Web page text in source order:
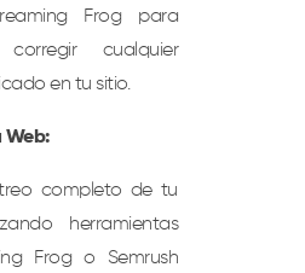
Frog para
cualquier
en tu sitio.
Web:
completo de tu
herramientas
Frog o Semrush